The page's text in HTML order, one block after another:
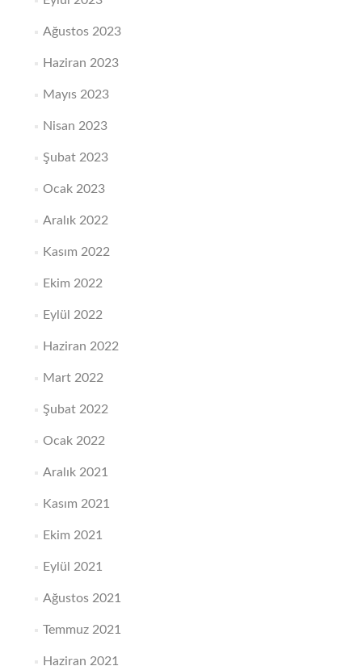
Ağustos 2023
Haziran 2023
Mayıs 2023
Nisan 2023
Şubat 2023
Ocak 2023
Aralık 2022
Kasım 2022
Ekim 2022
Eylül 2022
Haziran 2022
Mart 2022
Şubat 2022
Ocak 2022
Aralık 2021
Kasım 2021
Ekim 2021
Eylül 2021
Ağustos 2021
Temmuz 2021
Haziran 2021